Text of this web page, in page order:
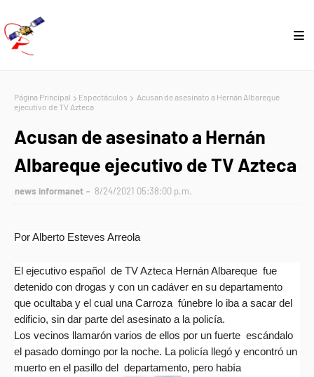
Página Principal Espectáculos
Acusan de asesinato a Hernán Albareque
ejecutivo de TV Azteca
Acusan de asesinato a Hernán
Albareque ejecutivo de TV Azteca
news informanet 8/24/2021 05:38:00 p.m.
Por Alberto Esteves Arreola
El ejecutivo español de TV Azteca Hernán Albareque fue
detenido con drogas y con un cadáver en su departamento
que ocultaba y el cual una Carroza fúnebre lo iba a sacar del
edificio, sin dar parte del asesinato a la policía.
Los vecinos llamarón varios de ellos por un fuerte escándalo
el pasado domingo por la noche. La policía llegó y encontró un
muerto en el pasillo del departamento, pero había